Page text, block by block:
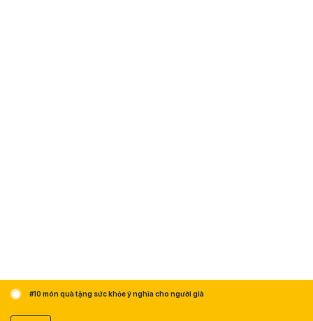
#10 món quà tặng sức khỏe ý nghĩa cho người già